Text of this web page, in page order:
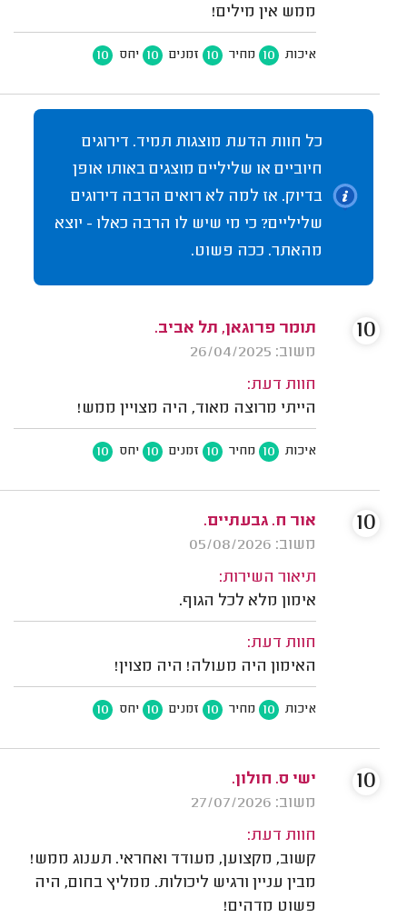
ממש אין מילים!
איכות 10 מחיר 10 זמנים 10 יחס 10
כל חוות הדעת מוצגות תמיד. דירוגים
חיוביים או שליליים מוצגים באותו אופן
בדיוק. אז למה לא רואים הרבה דירוגים
שליליים? כי מי שיש לו הרבה כאלו - יוצא
מהאתר. ככה פשוט.
תומר פרוגאן, תל אביב.
משוב: 26/04/2025
חוות דעת:
הייתי מרוצה מאוד, היה מצויין ממש!
איכות 10 מחיר 10 זמנים 10 יחס 10
10
אור ח. גבעתיים.
משוב: 05/08/2026
תיאור השירות:
אימון מלא לכל הגוף.
חוות דעת:
האימון היה מעולה! היה מצוין!
איכות 10 מחיר 10 זמנים 10 יחס 10
10
ישי ס. חולון.
משוב: 27/07/2026
חוות דעת:
קשוב, מקצוען, מעודד ואחראי. תענוג ממש!
מבין עניין ורגיש ליכולות. ממליץ בחום, היה
פשוט מדהים!
10